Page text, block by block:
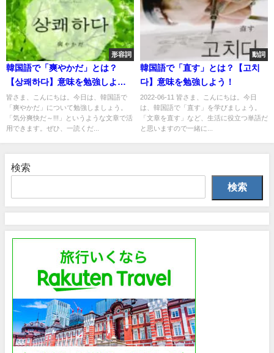
形容詞
韓国語で「爽やかだ」とは？
【상쾌하다】意味を勉強しよ
う！
皆さま、こんにちは。今日は、韓国語で
「爽やかだ」について勉強しましょう。
「気分爽快だ～!!!」というような文章で活
用できます。ぜひ、一読くだ...
動詞
韓国語で「直す」とは？【고치
다】意味を勉強しよう！
2022-06-11 皆さま、こんにちは。今日
は、韓国語で「直す」を学びましょう。
「文章を直す」など、生活に役立つ単語だ
と思いますので一緒に...
検索
検索